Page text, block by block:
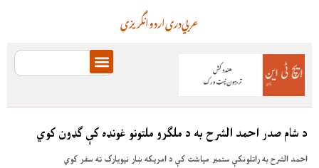
انگریزیاردودریعربي
د شام صدر احمد الشرح به د ملګرو ملتونو غونډه کې ګډون کوي
احمد الشرح به راتلونکې ستمبر مياشت کې د امريکه ښار نيويارک ته سفر کوي